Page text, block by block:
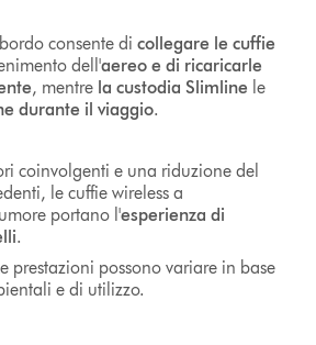
consente dicollegare le cuffie
dell'aereo e di ricaricarle
, mentre la custodia Slimline le
durante il viaggio.
coinvolgenti e una riduzione del
le cuffie wireless a
portano l'esperienza di
.
prestazioni possono variare in base
e di utilizzo.